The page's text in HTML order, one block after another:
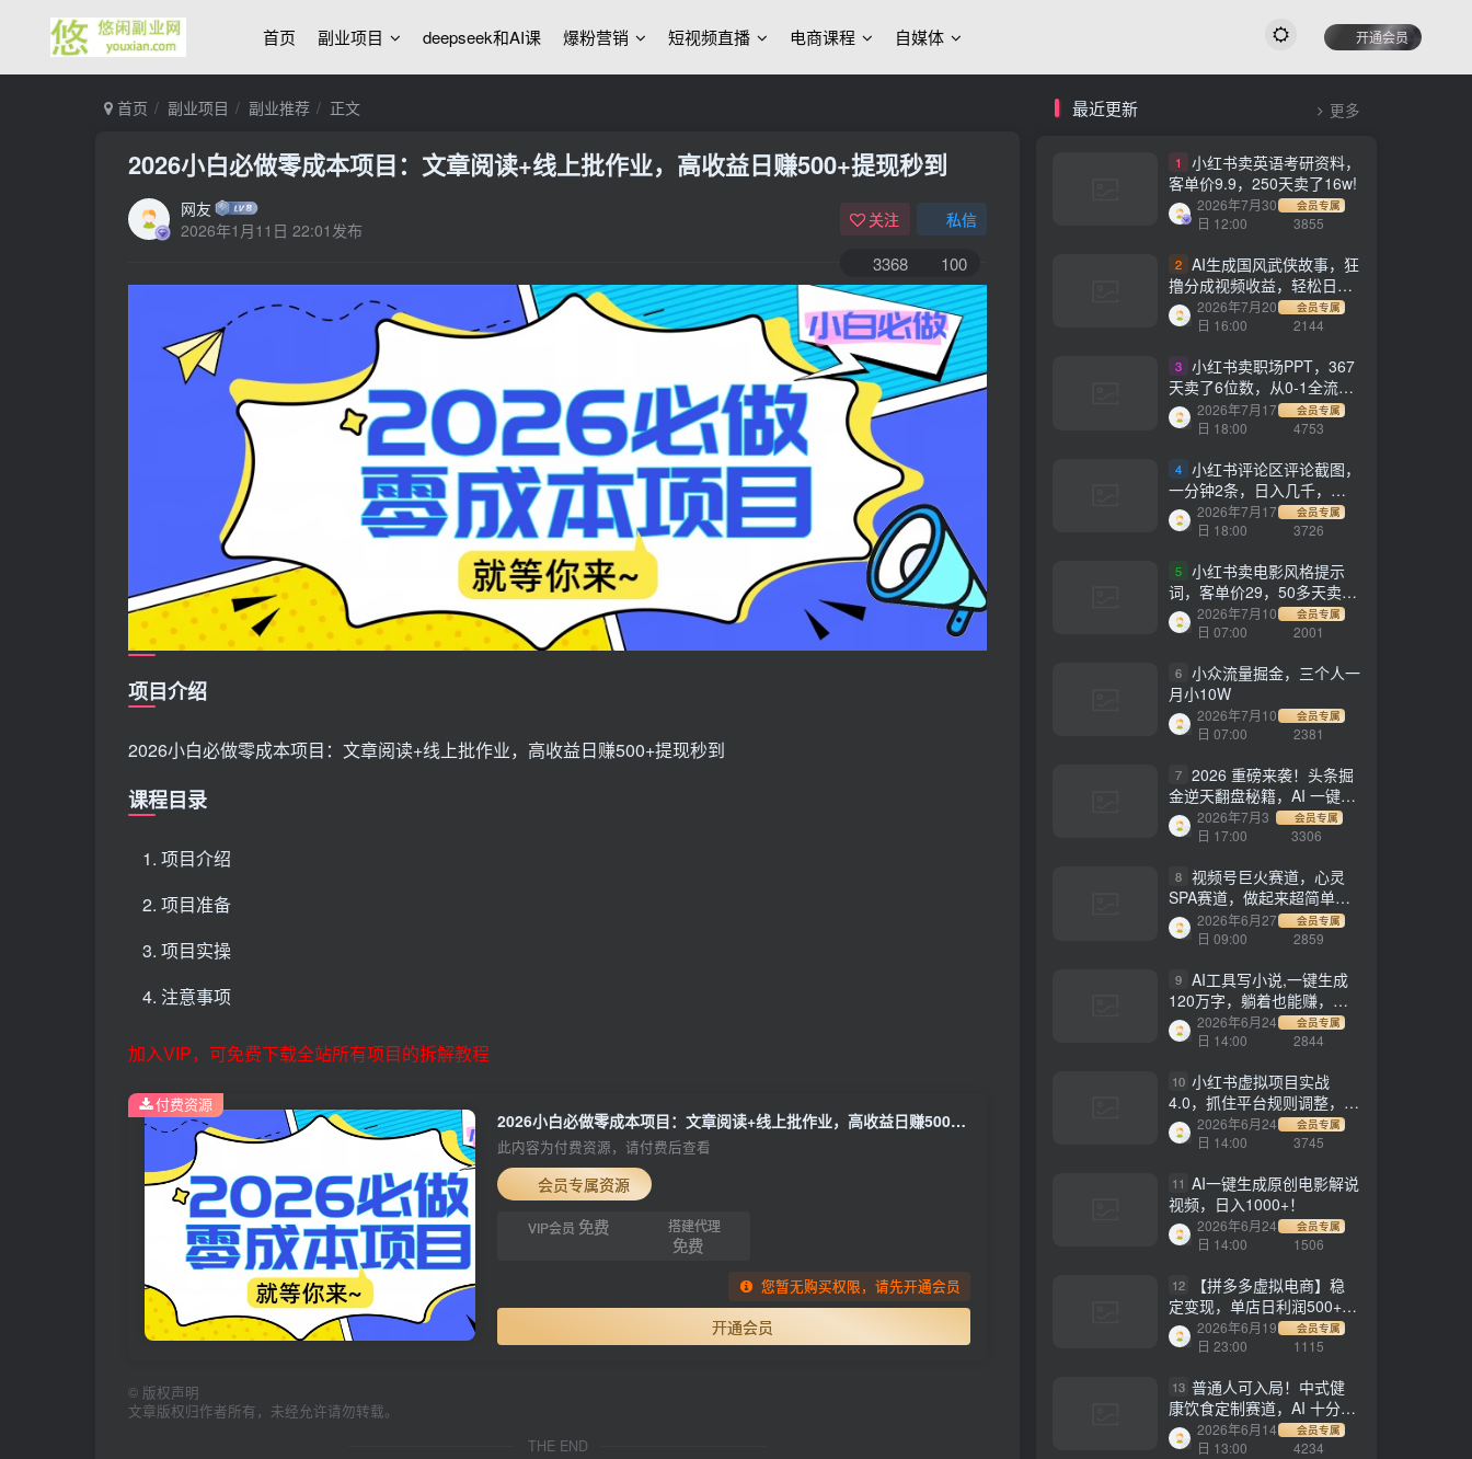
首页 副业项目 deepseek和AI课 爆粉营销 短视频直播 电商课程 自媒体 开通会员
首页 副业项目 副业推荐 正文
2026小白必做零成本项目：文章阅读+线上批作业，高收益日赚500+提现秒到
网友
2026年1月11日 22:01发布
关注 私信
3368 100
项目介绍
2026小白必做零成本项目：文章阅读+线上批作业，高收益日赚500+提现秒到
课程目录
项目介绍
项目准备
项目实操
注意事项
加入VIP，可免费下载全站所有项目的拆解教程
2026小白必做零成本项目：文章阅读+线上批作业，高收益日赚500+提现秒到
此内容为付费资源，请付费后查看
会员专属资源
VIP会员 免费 搭建代理
免费
您暂无购买权限，请先开通会员
开通会员
付费资源
© 版权声明
文章版权归作者所有，未经允许请勿转载。
THE END
最近更新 更多
1
小红书卖英语考研资料，
客单价9.9，250天卖了16w!
2026年7月30
日 12:00
会员专属
3855
2 AI生成国风武侠故事，狂
撸分成视频收益，轻松日入
1000+【可多平台分发】！
2026年7月20
日 16:00
会员专属
2144
3 小红书卖职场PPT，367
天卖了6位数，从0-1全流程
讲解2026年7月17
日 18:00
会员专属
4753
4 小红书评论区评论截图，
一分钟2条，日入几千，多
劳多得!2026年7月17
日 18:00
会员专属
3726
5 小红书卖电影风格提示
词，客单价29，50多天卖了
790单，小白直接抄作业！
2026年7月10
日 07:00
会员专属
2001
6 小众流量掘金，三个人一
月小10W
2026年7月10
日 07:00
会员专属
2381
7 2026 重磅来袭！头条掘
金逆天翻盘秘籍，AI 一键打
造爆款内容，只需简单复制
粘贴，日入 1000 + 轻松实
2026年7月3
日 17:00
会员专属
3306
8 视频号巨火赛道，心灵
SPA赛道，做起来超简单，
每天收益800+！
2026年6月27
日 09:00
会员专属
2859
9 AI工具写小说,一键生成
120万字，躺着也能赚，月
入2w+！2026年6月24
日 14:00
会员专属
2844
10 小红书虚拟项目实战
4.0，抓住平台规则调整，单
店日入500+！
2026年6月24
日 14:00
会员专属
3745
11 AI一键生成原创电影解说
视频，日入1000+！
2026年6月24
日 14:00
会员专属
1506
12
【拼多多虚拟电商】稳
定变现，单店日利润500+，
软件挂机全自动发货，轻松
实现月入1w+！
2026年6月19
日 23:00
会员专属
1115
13 普通人可入局！中式健
康饮食定制赛道，AI 十分钟
做爆款，变现超给力
2026年6月14
日 13:00
会员专属
4234